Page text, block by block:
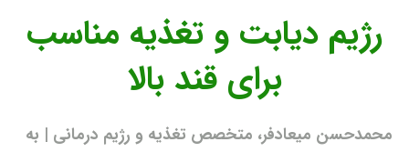
رژیم دیابت و تغذیه مناسب
برای قند بالا
محمدحسن میعادفر، متخصص تغذیه و رژیم درمانی | به